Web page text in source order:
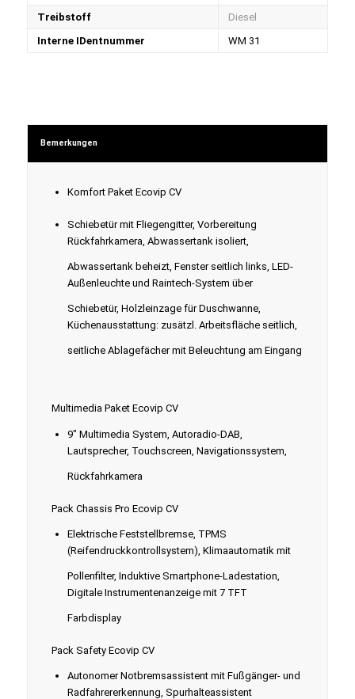
Treibstoff
Diesel
Interne IDentnummer
WM 31
Bemerkungen
Komfort Paket Ecovip CV
Schiebetür mit Fliegengitter, Vorbereitung
Rückfahrkamera, Abwassertank isoliert,
Abwassertank beheizt, Fenster seitlich links, LED-
Außenleuchte und Raintech-System über
Schiebetür, Holzleinzage für Duschwanne,
Küchenausstattung: zusätzl. Arbeitsfläche seitlich,
seitliche Ablagefächer mit Beleuchtung am Eingang
Multimedia Paket Ecovip CV
9" Multimedia System, Autoradio-DAB,
Lautsprecher, Touchscreen, Navigationssystem,
Rückfahrkamera
Pack Chassis Pro Ecovip CV
Elektrische Feststellbremse, TPMS
(Reifendruckkontrollsystem), Klimaautomatik mit
Pollenfilter, Induktive Smartphone-Ladestation,
Digitale Instrumentenanzeige mit 7 TFT
Farbdisplay
Pack Safety Ecovip CV
Autonomer Notbremsassistent mit Fußgänger- und
Radfahrererkennung, Spurhalteassistent